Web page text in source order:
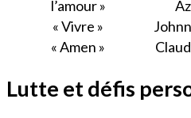
l’amour »
« Vivre »
« Amen »
Lutte et défis